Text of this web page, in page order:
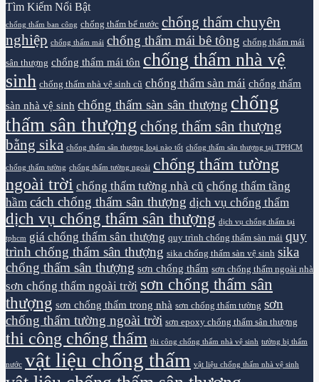
Tìm Kiếm Nổi Bật
chống thấm ban công chống thấm bể nước chống thấm chuyên
nghiệp chống thấm mái chống thấm mái bê tông chống thấm mái
sân thượng chống thấm mái tôn chống thấm nhà vệ
sinh chống thấm nhà vệ sinh cũ chống thấm sàn mái chống thấm
sàn nhà vệ sinh chống thấm sàn sân thượng chống
thấm sân thượng chống thấm sân thượng
bằng sika chống thấm sân thượng loại nào tốt chống thấm sân thượng tại TPHCM
chống thấm tường chống thấm tường ngoài chống thấm tường
ngoài trời chống thấm tường nhà cũ chống thấm tầng
hầm cách chống thấm sân thượng dịch vụ chống thấm
dịch vụ chống thấm sân thượng dịch vụ chống thấm tại
tphcm giá chống thấm sân thượng quy trình chống thấm sàn mái quy
trình chống thấm sân thượng sika chống thấm sàn vệ sinh sika
chống thấm sân thượng sơn chống thấm sơn chống thấm ngoài nhà
sơn chống thấm ngoài trời sơn chống thấm sân
thượng sơn chống thấm trong nhà sơn chống thấm tường sơn
chống thấm tường ngoài trời sơn epoxy chống thấm sân thượng
thi công chống thấm thi công chống thấm nhà vệ sinh tường bị thấm
nước vật liệu chống thấm vật liệu chống thấm nhà vệ sinh